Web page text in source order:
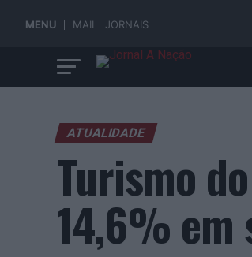
MENU MAIL JORNAIS
ATUALIDADE
Turismo
14,6% em